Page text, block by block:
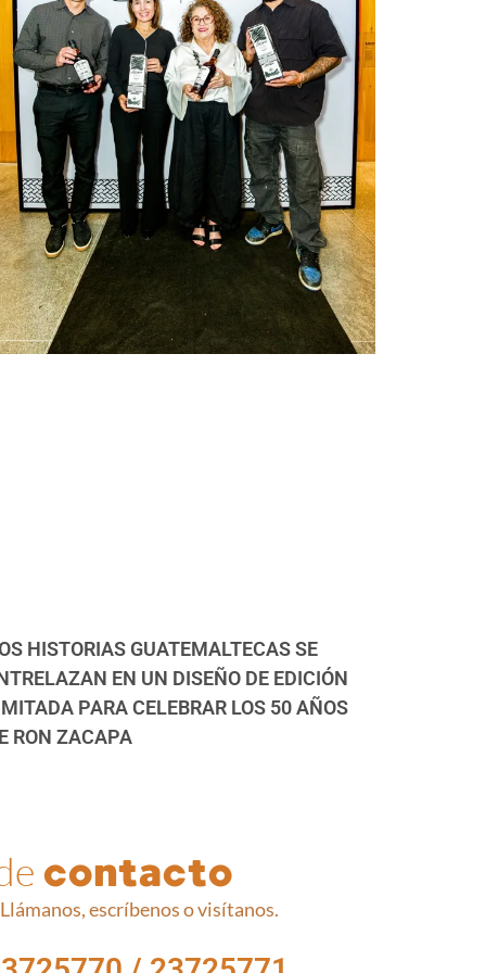
HISTORIAS GUATEMALTECAS SE
EN UN DISEÑO DE EDICIÓN
PARA CELEBRAR LOS 50 AÑOS
RON ZACAPA
contacto
Llámanos, escríbenos o visítanos.